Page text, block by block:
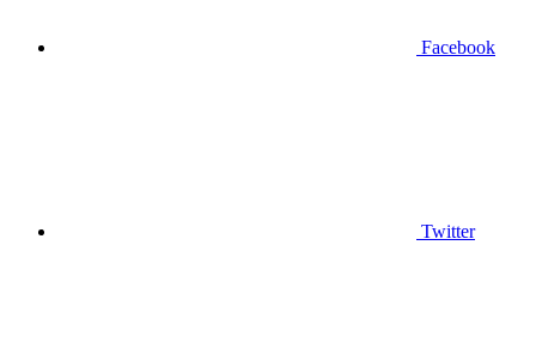
Facebook
Twitter